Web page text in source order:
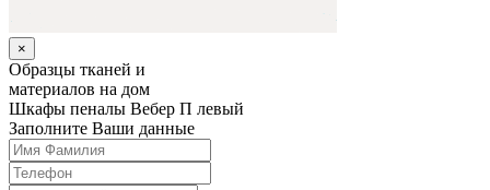
×
Образцы тканей и
материалов на дом
Шкафы пеналы Вебер П левый
Заполните Ваши данные